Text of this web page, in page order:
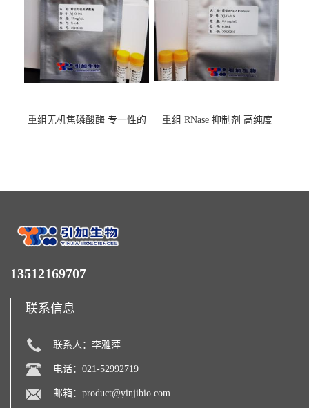
重组无机焦磷酸酶 专一性的
重组 RNase 抑制剂 高纯度
13512169707
联系信息
联系人：李雅萍
电话：021-52992719
邮箱： product@yinjibio.com